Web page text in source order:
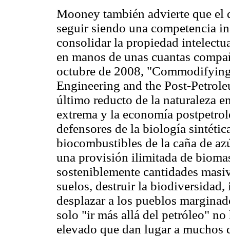
Mooney también advierte que
seguir siendo una competencia
consolidar la propiedad
en manos de unas cuantas
octubre de 2008,
Engineering and the Post-
último reducto de la naturaleza
extrema y la economía
defensores de la biología
biocombustibles de la caña de
una provisión ilimitada de
sosteniblemente cantidades
suelos, destruir la
desplazar a los pueblos
solo "ir más allá del petróleo" no
elevado que dan lugar a muchos